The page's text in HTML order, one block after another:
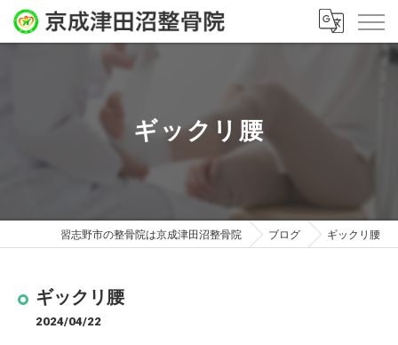
ギックリ腰
習志野市の整骨院は京成津田沼整骨院 ブログ ギックリ腰
ギックリ腰
2024/04/22